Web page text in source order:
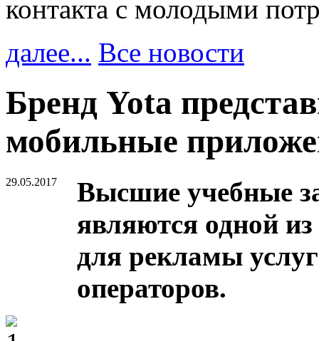
контакта с молодыми
далее... Все новости
Бренд Yota
мобильные
29.05.2017
Высшие учебные
являются одной
для рекламы
операторов.